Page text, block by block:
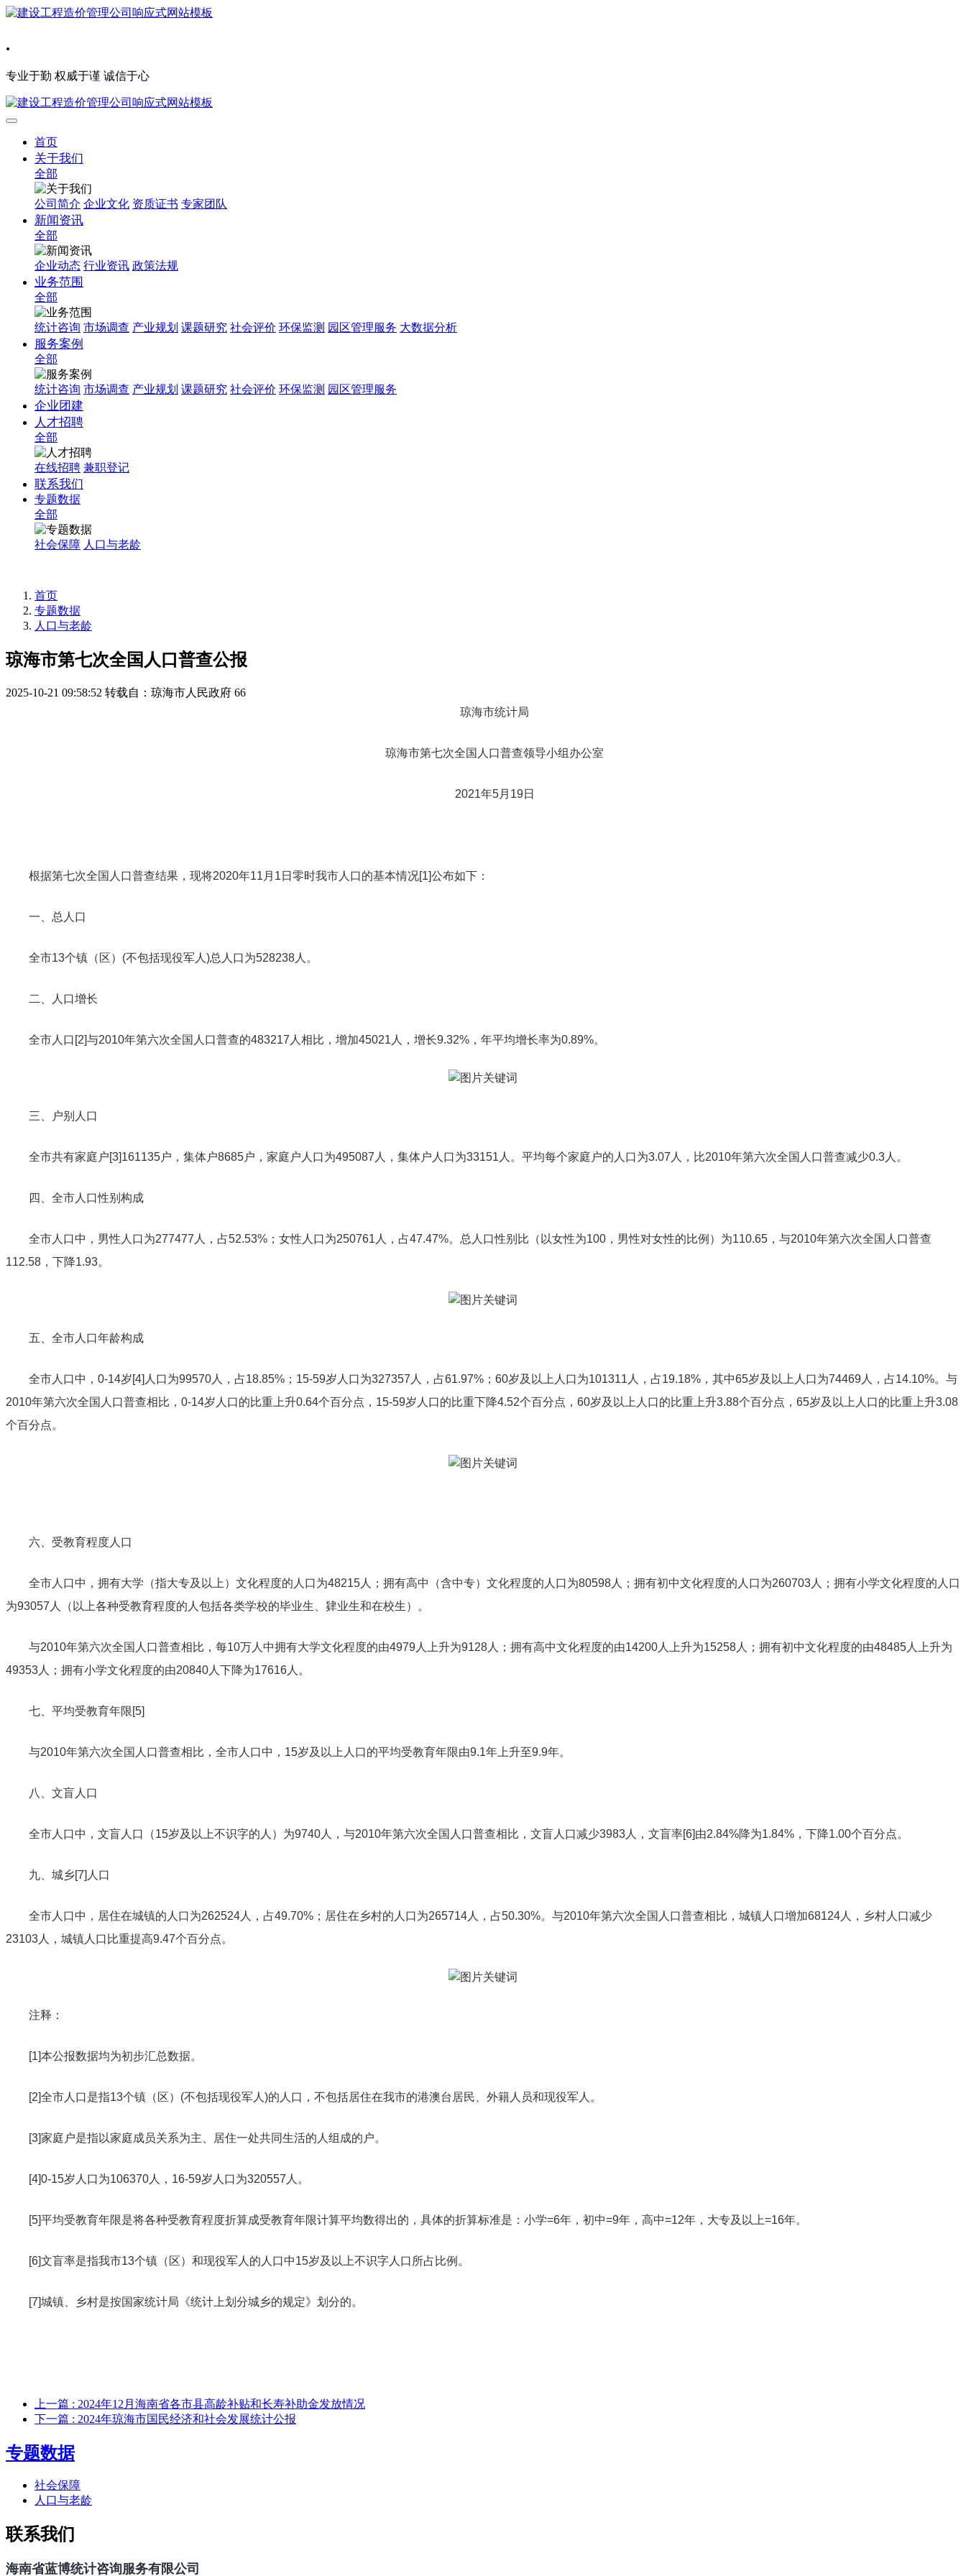
.
专业于勤 权威于谨 诚信于心
首页
关于我们
全部
公司简介 企业文化 资质证书 专家团队
新闻资讯
全部
企业动态 行业资讯 政策法规
业务范围
全部
统计咨询 市场调查 产业规划 课题研究 社会评价 环保监测 园区管理服务 大数据分析
服务案例
全部
统计咨询 市场调查 产业规划 课题研究 社会评价 环保监测 园区管理服务
企业团建
人才招聘
全部
在线招聘 兼职登记
联系我们
专题数据
全部
社会保障 人口与老龄
首页
专题数据
人口与老龄
琼海市第七次全国人口普查公报
2025-10-21 09:58:52 转载自：琼海市人民政府 66
琼海市统计局
琼海市第七次全国人口普查领导小组办公室
2021年5月19日
根据第七次全国人口普查结果，现将2020年11月1日零时我市人口的基本情况[1]公布如下：
一、总人口
全市13个镇（区）(不包括现役军人)总人口为528238人。
二、人口增长
全市人口 [2]与2010年第六次全国人口普查的483217人相比，增加45021人，增长9.32%，年平均增长率为0.89%。
三、 户别人口
全市共有家庭户[3]161135户，集体户8685户，家庭户人口为495087人，集体户人口为33151人。平均每个家庭户的人口为3.07 人，比2010年第六次全国人口普查减少0.3人。
四、全市人口性别构成
全市 人口中，男性人口为277477人，占52.53%；女性人口为250761人，占47.47%。总人口性别比（以女性为100，男性对女性的比例）为110.65 ，与2010年第六次全国人口普查
112.58，下降1.93。
五、全市人口年龄构成
全市 人口中，0-14岁[4] 人口为99570人，占18.85%；15-59岁人口为327357人，占61.97%；60岁及以上人口为101311人，占19.18%，其中65岁及以上人口为74469人，占14.10%。与
2010年第六次全国人口普查相比，0-14岁人口的比重上升0.64个百分点，15-59岁人口的比重下降4.52个百分点，60岁及以上人口的比重 上升3.88个百分点，65岁及以上人口的比重 上升3.08
个百分点。
六、受教育程度人口
全市人口中，拥有大学（指大专及以上）文化程度的人口为48215人；拥有高中（含中专）文化程度的人口为80598人；拥有初中文化程度的人口为260703人；拥有小学文化程度的人口
为93057人（以上各种受教育程度的人包括各类学校的毕业生、肄业生和在校生）。
与2010年第六次全国人口普查相比，每10万人中拥有大学文化程度的由4979人上升为9128人；拥有高中文化程度的由14200人上升为15258人；拥有初中文化程度的由48485人上升为
49353人；拥有小学文化程度的由20840人下降为17616人。
七、平均受教育年限[5]
与2010年第六次全国人口普查相比， 全市 人口中，15岁及以上人口的平均受教育年限由9.1年上升至9.9年。
八、文盲人口
全市 人口中，文盲人口（15岁及以上不识字的人）为9740 人，与2010年第六次全国人口普查相比，文盲人口减少3983人，文盲率[6]由2.84%降为1.84%，下降1.00个百分点。
九、城乡[7] 人口
全市人口中，居住在城镇的人口为262524人，占49.70%；居住在乡村的人口为265714人，占50.30%。 与2010年第六次全国人口普查相比，城镇 人口增加68124人，乡村人口减少
23103人，城镇人口比重提高9.47个百分点。
注释：
[1]本公报数据均为初步汇总数据。
[2]全市 人口是指13个镇（区）(不包括现役军人)的人口，不包括居住在我市的港澳台居民、外籍人员和现役军人。
[3]家庭户是指以家庭成员关系为主、居住一处共同生活的人组成的户。
[4]0-15岁人口为106370 人，16-59岁人口为320557人。
[5]平均受教育年限是将各种受教育程度折算成受教育年限计算平均数得出的，具体的折算标准是：小学=6年 ，初中=9年，高中=12年，大专及以上=16年。
[6]文盲率是指我市13个镇（区） 和现役军人的人口中15岁及以上不识字人口所占比例。
[7]城镇、乡村是按国家统计局《统计上划分城乡的规定》划分的。
上一篇 : 2024年12月海南省各市县高龄补贴和长寿补助金发放情况
下一篇 : 2024年琼海市国民经济和社会发展统计公报
专题数据
社会保障
人口与老龄
联系我们
海南省蓝博统计咨询服务有限公司